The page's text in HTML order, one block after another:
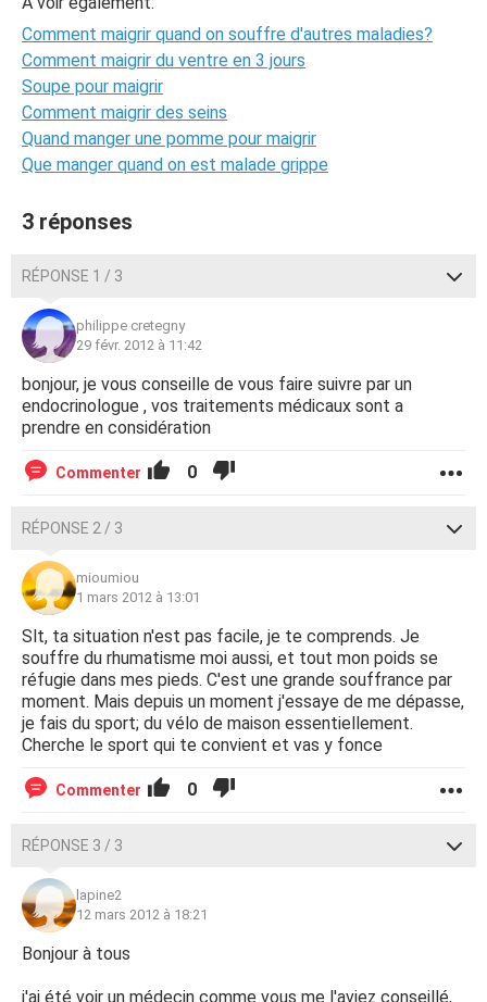
Comment maigrir quand on souffre d'autres maladies?
Comment maigrir du ventre en 3 jours
Soupe pour maigrir
Comment maigrir des seins
Quand manger une pomme pour maigrir
Que manger quand on est malade grippe
3 réponses
RÉPONSE 1 / 3
philippe cretegny
29 févr. 2012 à 11:42
bonjour, je vous conseille de vous faire suivre par un
endocrinologue , vos traitements médicaux sont a
prendre en considération
Commenter 0
RÉPONSE 2 / 3
mioumiou
1 mars 2012 à 13:01
Slt, ta situation n'est pas facile, je te comprends. Je
souffre du rhumatisme moi aussi, et tout mon poids se
réfugie dans mes pieds. C'est une grande souffrance par
moment. Mais depuis un moment j'essaye de me dépasse,
je fais du sport; du vélo de maison essentiellement.
Cherche le sport qui te convient et vas y fonce
Commenter 0
RÉPONSE 3 / 3
lapine2
12 mars 2012 à 18:21
Bonjour à tous
j'ai été voir un médecin comme vous me l'aviez conseillé,